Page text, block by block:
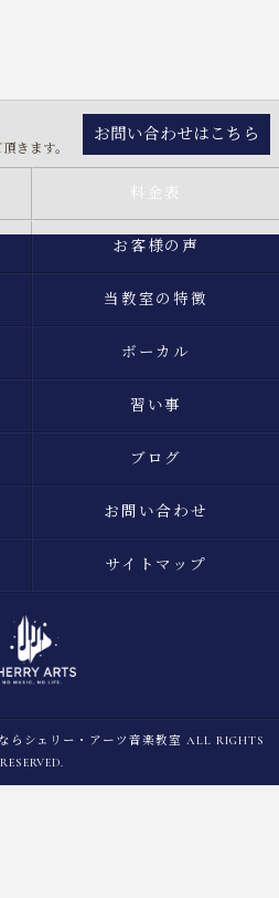
きます。
お問い合わせはこちら
料金表
お客様の声
当教室の特徴
ボーカル
習い事
ブログ
お問い合わせ
サイトマップ
らシェリー・アーツ音楽教室 ALL RIGHTS
RESERVED.